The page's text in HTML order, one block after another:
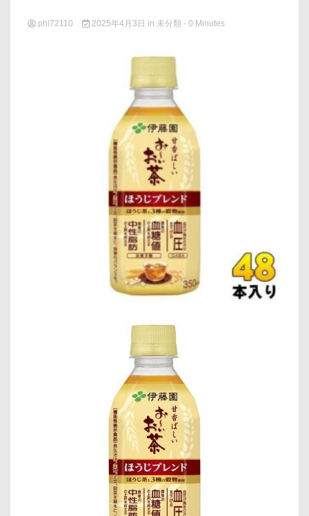
phi72110 2025年4月3日 in 未分類 - 0 Minutes